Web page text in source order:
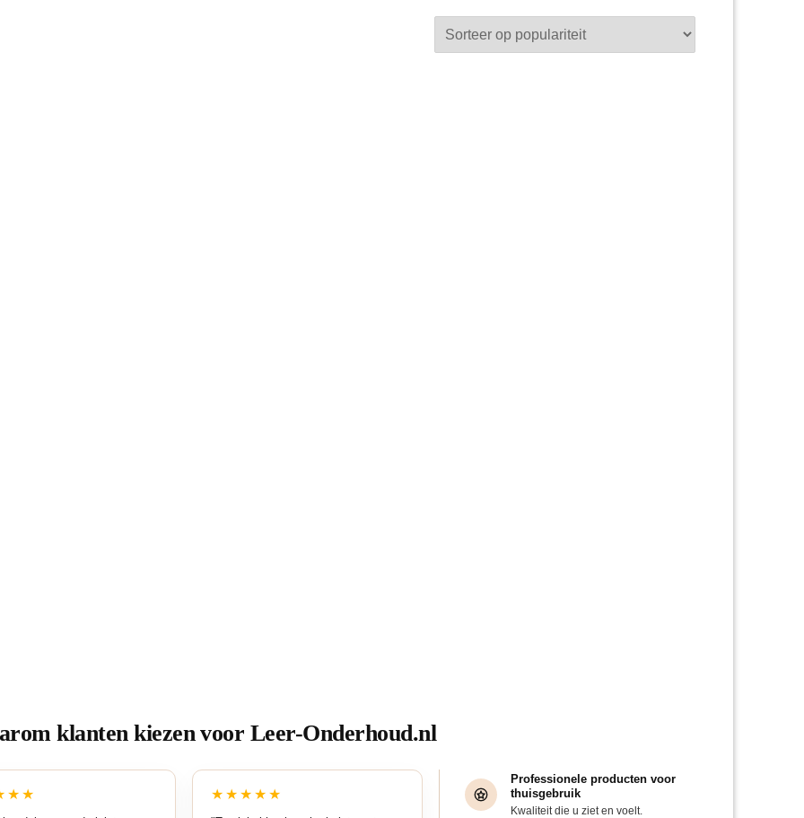
klanten kiezen voor Leer-Onderhoud.nl
★★★★★
Professionele producten voor
thuisgebruik
Kwaliteit die u ziet en voelt.